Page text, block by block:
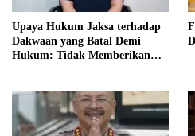
Upaya Hukum Jaksa terhadap
Dakwaan yang Batal Demi
Hukum: Tidak Memberikan